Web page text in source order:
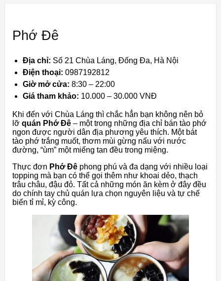
Phớ Đê
Địa chỉ: Số 21 Chùa Láng, Đống Đa, Hà Nội
Điện thoại: 0987192812
Giờ mở cửa: 8:30 – 22:00
Giá tham khảo: 10.000 – 30.000 VNĐ
Khi đến với Chùa Láng thì chắc hẳn bạn không nên bỏ
lỡ quán Phớ Đê – một trong những địa chỉ bán tào phớ
ngon được người dân địa phương yêu thích. Một bát
tào phớ trắng muốt, thơm mùi gừng nấu với nước
đường, “ùm” một miếng tan đều trong miệng.
Thực đơn Phớ Đê phong phú và đa dạng với nhiều loại
topping mà bạn có thể gọi thêm như khoai dẻo, thạch
trâu châu, đậu đỏ. Tất cả những món ăn kèm ở đây đều
do chính tay chủ quán lựa chọn nguyên liệu và tự chế
biến tỉ mỉ, kỳ công.